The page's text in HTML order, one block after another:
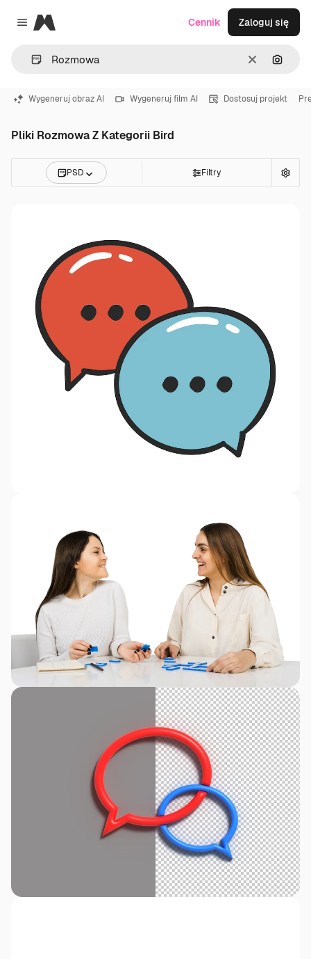
Close menu
Magnific
WyczyśćSzukaj
Cennik Zaloguj się
Wygeneruj obraz AI Wygeneruj film AI Dostosuj projekt
Pliki Rozmowa Z Kategorii Bird
PSD Filtry